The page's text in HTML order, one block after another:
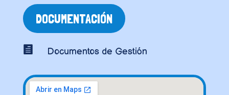
DOCUMENTACIÓN
 Documentos de Gestión